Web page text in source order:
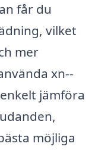
får du
vilket
mer
xn--
jämföra
möjliga